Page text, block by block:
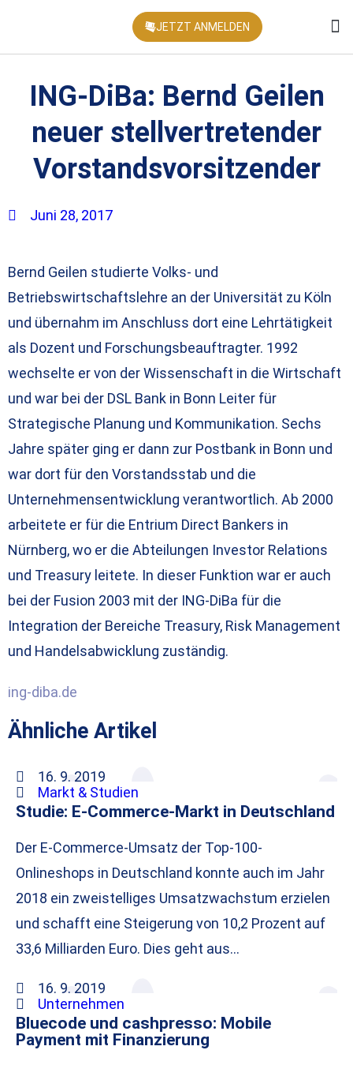
JETZT ANMELDEN
ING-DiBa: Bernd Geilen
neuer stellvertretender
Vorstandsvorsitzender
Juni 28, 2017
Bernd Geilen studierte Volks- und
Betriebswirtschaftslehre an der Universität zu Köln
und übernahm im Anschluss dort eine Lehrtätigkeit
als Dozent und Forschungsbeauftragter. 1992
wechselte er von der Wissenschaft in die Wirtschaft
und war bei der DSL Bank in Bonn Leiter für
Strategische Planung und Kommunikation. Sechs
Jahre später ging er dann zur Postbank in Bonn und
war dort für den Vorstandsstab und die
Unternehmensentwicklung verantwortlich. Ab 2000
arbeitete er für die Entrium Direct Bankers in
Nürnberg, wo er die Abteilungen Investor Relations
und Treasury leitete. In dieser Funktion war er auch
bei der Fusion 2003 mit der ING-DiBa für die
Integration der Bereiche Treasury, Risk Management
und Handelsabwicklung zuständig.
ing-diba.de
Ähnliche Artikel
16. 9. 2019
Markt & Studien
Studie: E-Commerce-Markt in Deutschland
Der E-Commerce-Umsatz der Top-100-
Onlineshops in Deutschland konnte auch im Jahr
2018 ein zweistelliges Umsatzwachstum erzielen
und schafft eine Steigerung von 10,2 Prozent auf
33,6 Milliarden Euro. Dies geht aus…
16. 9. 2019
Unternehmen
Bluecode und cashpresso: Mobile
Payment mit Finanzierung